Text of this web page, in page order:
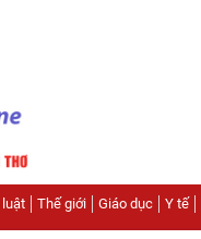
luật Thế giới Giáo dục Y tế